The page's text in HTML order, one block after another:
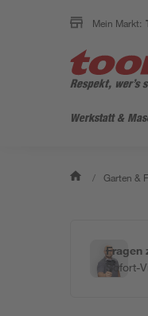
Mein Markt:
Werkstatt &
/ Garten &
Fragen